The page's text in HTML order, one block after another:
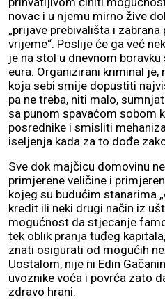
novac i u njemu mirno žive
„prijave prebivališta i
vrijeme“. Poslije će ga već
je na stol u dnevnom
eura. Organizirani kriminal
koja sebi smije dopustiti
pa ne treba, niti malo,
sa punom spavaćom sobom
posrednike i smisliti
iseljenja kada za to dođe
Sve dok majčicu domovinu
primjerene veličine i
kojeg su budućim stanarima
kredit ili neki drugi način iz
mogućnost da stjecanje
tek oblik pranja tuđeg
znati osigurati od mogućih
Uostalom, nije ni Edin
uvoznike voća i povrća zato
zdravo hrani.